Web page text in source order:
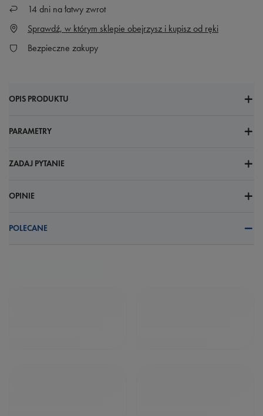
14 dni na łatwy zwrot
Sprawdź, w którym sklepie obejrzysz i kupisz od ręki
Bezpieczne zakupy
OPIS PRODUKTU
PARAMETRY
ZADAJ PYTANIE
OPINIE
POLECANE